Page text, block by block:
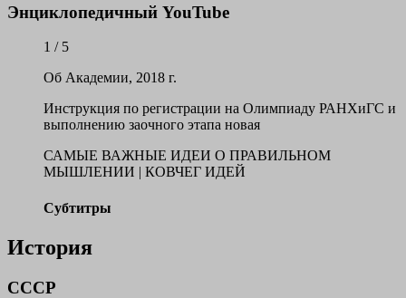
Энциклопедичный YouTube
1 / 5
Об Академии, 2018 г.
Инструкция по регистрации на Олимпиаду РАНХиГС и
выполнению заочного этапа новая
САМЫЕ ВАЖНЫЕ ИДЕИ О ПРАВИЛЬНОМ
МЫШЛЕНИИ | КОВЧЕГ ИДЕЙ
Субтитры
История
СССР